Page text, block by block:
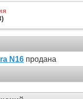
N16 продана